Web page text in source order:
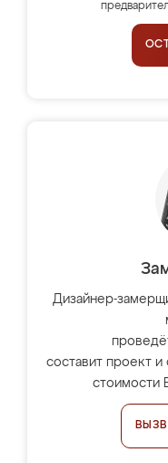
Дизайнер-
составит проект и
стоимости